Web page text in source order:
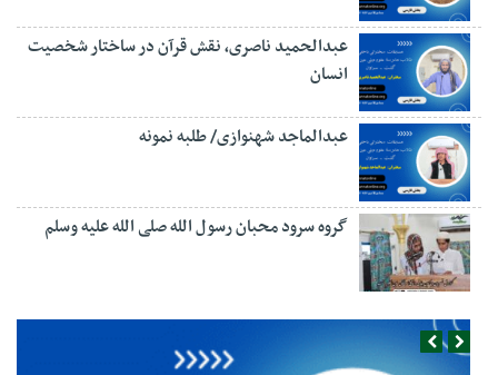
عبدالحمید ناصری، نقش قرآن در ساختار شخصیت
انسان
عبدالماجد شهنوازی/ طلبه نمونه
گروه سرود محبان رسول الله صلی الله علیه وسلم